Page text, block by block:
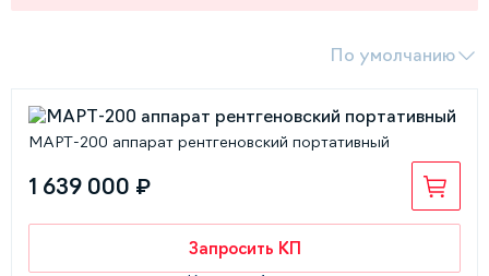
По умолчанию
МАРТ-200 аппарат рентгеновский портативный
1 639 000 ₽
Запросить КП